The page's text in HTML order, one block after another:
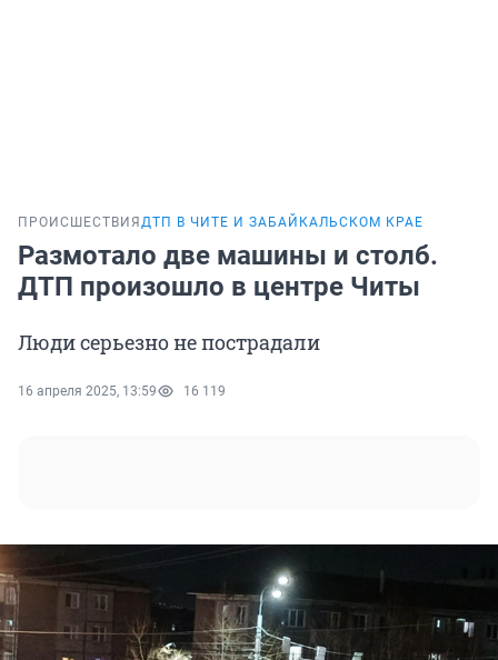
ПРОИСШЕСТВИЯ ДТП В ЧИТЕ И ЗАБАЙКАЛЬСКОМ КРАЕ
Размотало две машины и столб.
ДТП произошло в центре Читы
Люди серьезно не пострадали
16 апреля 2025, 13:59 16 119